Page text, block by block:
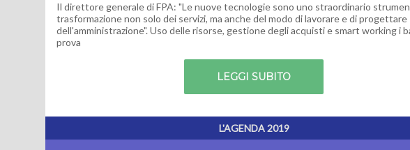
Il direttore generale di FPA: "Le nuove tecnologie sono uno straordinario
trasformazione non solo dei servizi, ma anche del modo di lavorare e di progettare
dell'amministrazione". Uso delle risorse, gestione degli acquisti e smart working i
prova
LEGGI SUBITO
L'AGENDA 2019